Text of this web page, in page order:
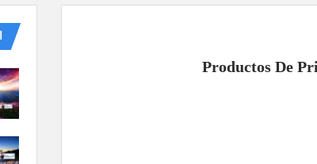
Productos De